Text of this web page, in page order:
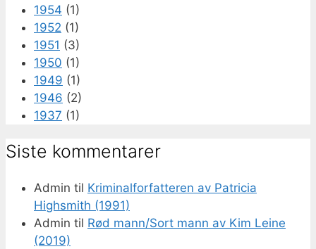
1954 (1)
1952 (1)
1951 (3)
1950 (1)
1949 (1)
1946 (2)
1937 (1)
Siste kommentarer
Admin til Kriminalforfatteren av Patricia
Highsmith (1991)
Admin til Rød mann/Sort mann av Kim Leine
(2019)